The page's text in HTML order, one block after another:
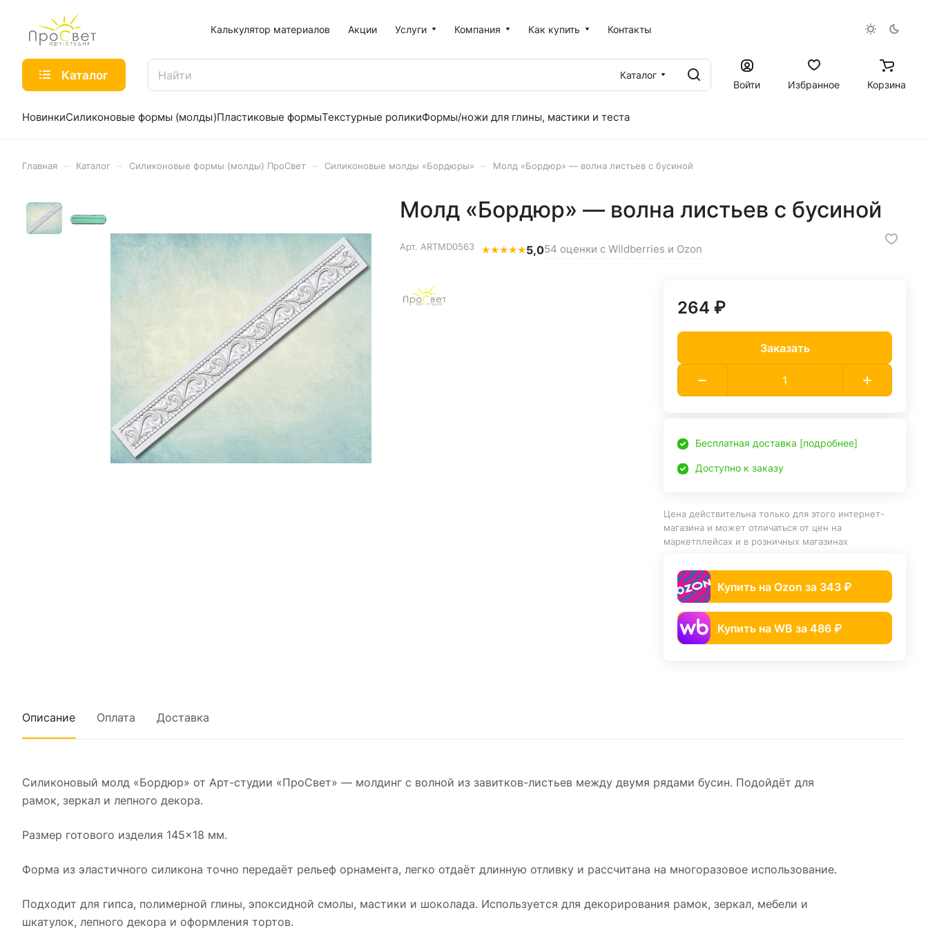
Калькулятор материалов Акции Услуги Компания Как купить Контакты
Каталог
Каталог
Войти
Избранное Корзина
НовинкиСиликоновые формы (молды)Пластиковые формыТекстурные роликиФормы/ножи для глины, мастики и теста
Главная Каталог Силиконовые формы (молды) ПроСвет Силиконовые молды «Бордюры» Молд «Бордюр» — волна листьев с бусиной
Молд «Бордюр» — волна листьев с бусиной
Арт. ARTMD0563 ★★★★★5,054 оценки с Wildberries и Ozon
264 ₽
Заказать
Бесплатная доставка [подробнее]
Доступно к заказу
Цена действительна только для этого интернет-
магазина и может отличаться от цен на
маркетплейсах и в розничных магазинах
Купить на Ozon за 343 ₽
Купить на WB за 486 ₽
Описание Оплата Доставка
Силиконовый молд «Бордюр» от Арт-студии «ПроСвет» — молдинг с волной из завитков-листьев между двумя рядами бусин. Подойдёт для
рамок, зеркал и лепного декора.
Размер готового изделия 145×18 мм.
Форма из эластичного силикона точно передаёт рельеф орнамента, легко отдаёт длинную отливку и рассчитана на многоразовое использование.
Подходит для гипса, полимерной глины, эпоксидной смолы, мастики и шоколада. Используется для декорирования рамок, зеркал, мебели и
шкатулок, лепного декора и оформления тортов.